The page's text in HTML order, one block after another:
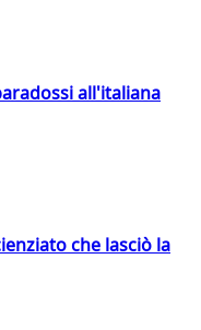
all'italiana
che lasciò la